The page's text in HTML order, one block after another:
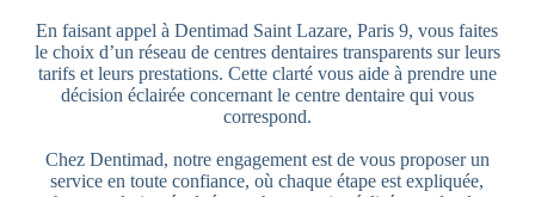
En faisant appel à Dentimad Saint Lazare, Paris 9, vous faites
le choix d’un réseau de centres dentaires transparents sur leurs
tarifs et leurs prestations. Cette clarté vous aide à prendre une
décision éclairée concernant le centre dentaire qui vous
correspond.
Chez Dentimad, notre engagement est de vous proposer un
service en toute confiance, où chaque étape est expliquée,